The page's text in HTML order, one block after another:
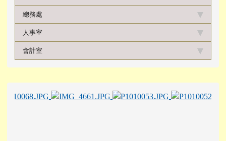
總務處
人事室
會計室
下中區域內容
photo-24 photo-18